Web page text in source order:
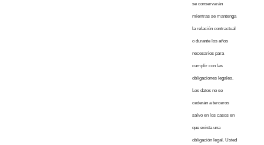
se conservarán
mientras se mantenga
la relación contractual
o durante los años
necesarios para
cumplir con las
obligaciones legales.
Los datos no se
cederán a terceros
salvo en los casos en
que exista una
obligación legal. Usted